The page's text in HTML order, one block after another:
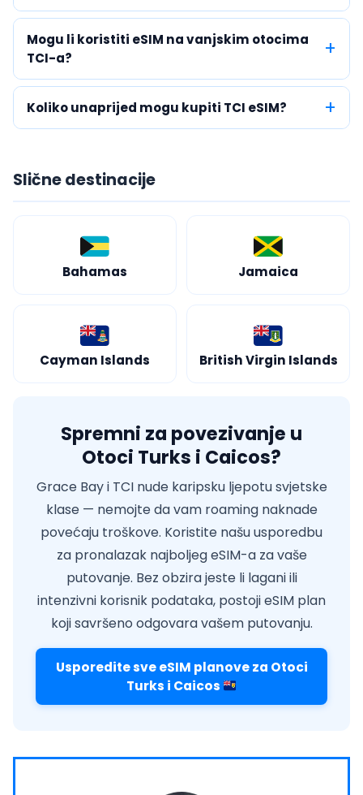
Mogu li koristiti eSIM na vanjskim otocima
TCI-a?
Koliko unaprijed mogu kupiti TCI eSIM?
Slične destinacije
Bahamas Jamaica
Cayman Islands British Virgin Islands
Spremni za povezivanje u
Otoci Turks i Caicos?
Grace Bay i TCI nude karipsku ljepotu svjetske
klase — nemojte da vam roaming naknade
povećaju troškove. Koristite našu usporedbu
za pronalazak najboljeg eSIM-a za vaše
putovanje. Bez obzira jeste li lagani ili
intenzivni korisnik podataka, postoji eSIM plan
koji savršeno odgovara vašem putovanju.
Usporedite sve eSIM planove za Otoci
Turks i Caicos